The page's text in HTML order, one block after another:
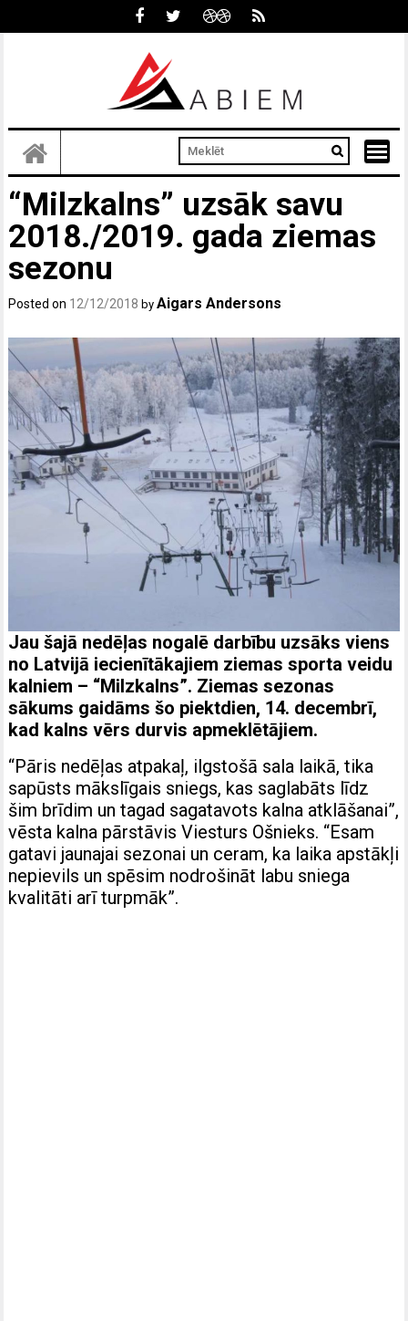
“Milzkalns” uzsāk savu
2018./2019. gada ziemas
sezonu
Posted on 12/12/2018 byAigars Andersons
Jau šajā nedēļas nogalē darbību uzsāks viens
no Latvijā iecienītākajiem ziemas sporta veidu
kalniem – “Milzkalns”. Ziemas sezonas
sākums gaidāms šo piektdien, 14. decembrī,
kad kalns vērs durvis apmeklētājiem.
“Pāris nedēļas atpakaļ, ilgstošā sala laikā, tika
sapūsts mākslīgais sniegs, kas saglabāts līdz
šim brīdim un tagad sagatavots kalna atklāšanai”,
vēsta kalna pārstāvis Viesturs Ošnieks. “Esam
gatavi jaunajai sezonai un ceram, ka laika apstākļi
nepievils un spēsim nodrošināt labu sniega
kvalitāti arī turpmāk”.